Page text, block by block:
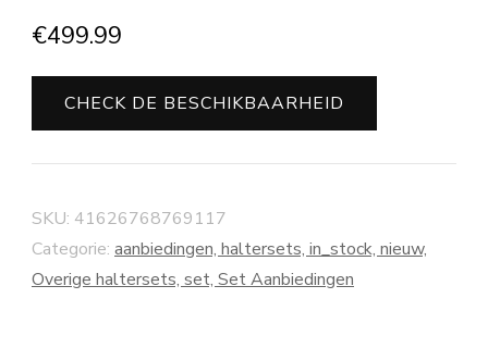
€499.99
CHECK DE BESCHIKBAARHEID
SKU: 41626768769117
Categorie: aanbiedingen, haltersets, in_stock, nieuw,
Overige haltersets, set, Set Aanbiedingen